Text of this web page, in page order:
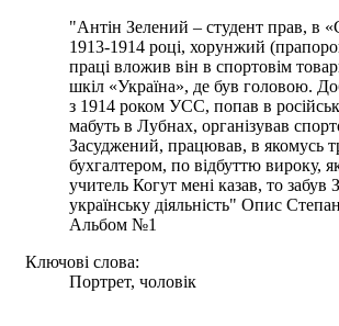
"Антін Зелений – студент прав, в
1913-1914 році, хорунжий
праці вложив він в спортовім
шкіл «Україна», де був головою.
з 1914 роком УСС, попав в
мабуть в Лубнах, організував
Засуджений, працював, в якомусь
бухгалтером, по відбуттю вироку,
учитель Когут мені казав, то забув
українську діяльність" Опис
Альбом №1
Ключові слова:
Портрет, чоловік